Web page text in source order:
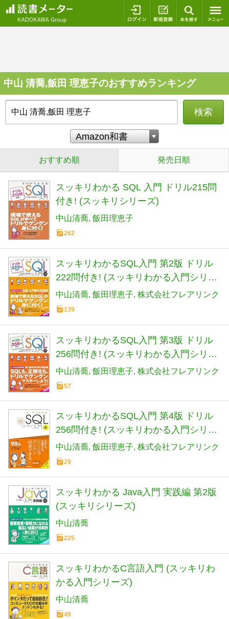
ログイン 新規登録
中山 清喬,飯田 理恵子のおすすめランキング
検索
おすすめ順 発売日順
スッキリわかる SQL 入門 ドリル215問
付き! (スッキリシリーズ)
中山清喬 飯田理恵子
262
スッキリわかるSQL入門 第2版 ドリル
222問付き! (スッキリわかる入門シリー
ズ)
中山清喬 飯田理恵子 株式会社フレアリンク
139
スッキリわかるSQL入門 第3版 ドリル
256問付き! (スッキリわかる入門シリー
ズ)
中山清喬 飯田理恵子 株式会社フレアリンク
57
スッキリわかるSQL入門 第4版 ドリル
256問付き! (スッキリわかる入門シリー
ズ)
中山清喬 飯田理恵子 株式会社フレアリンク
29
スッキリわかる Java入門 実践編 第2版
(スッキリシリーズ)
中山清喬
225
スッキリわかるC言語入門 (スッキリわ
かる入門シリーズ)
中山清喬
49